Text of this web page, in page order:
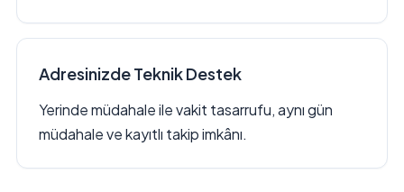
Adresinizde Teknik Destek
Yerinde müdahale ile vakit tasarrufu, aynı gün
müdahale ve kayıtlı takip imkânı.